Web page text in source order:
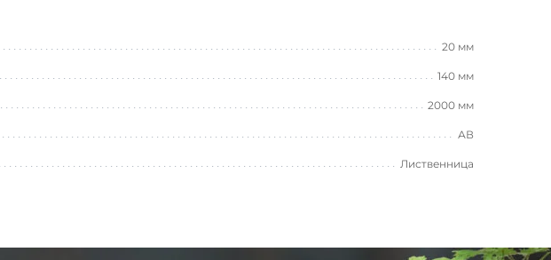
20 мм
140 мм
2000 мм
АВ
Лиственница